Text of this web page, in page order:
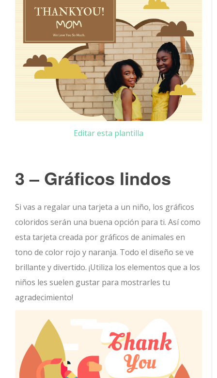
Editar esta plantilla
3 – Gráficos lindos
Si vas a regalar una tarjeta a un niño, los gráficos
coloridos serán una buena opción para ti. Así como
esta tarjeta creada por gráficos de animales en
tono de color rojo y naranja. Todo el diseño se ve
brillante y divertido. ¡Utiliza los elementos que a los
niños les suelen gustar para mostrarles tu
agradecimiento!